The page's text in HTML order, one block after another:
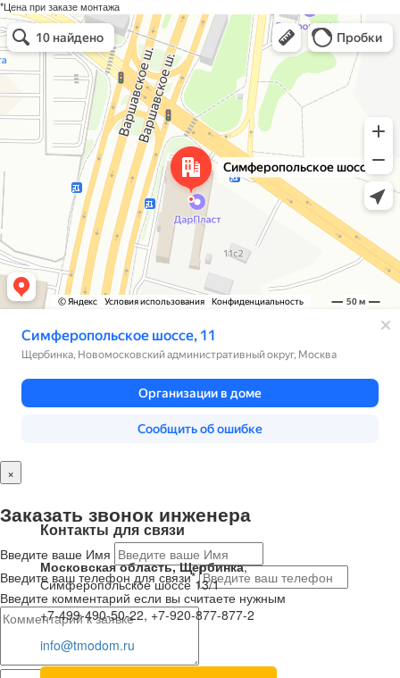
*Цена при заказе монтажа
Контакты для связи
Московская область, Щербинка,
Симферопольское шоссе 13/1
+7-499-490-50-22, +7-920-877-877-2
info@tmodom.ru
×
Заказать звонок инженера
Введите ваше Имя
Введите ваш телефон для связи*
Введите комментарий если вы считаете нужным